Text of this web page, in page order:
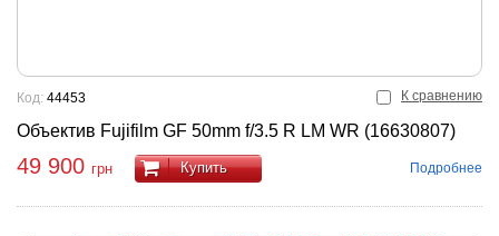
К сравнению
Объектив Fujifilm GF 50mm f/3.5 R LM WR (16630807)
Код: 44453
49 900 грн Купить Подробнее